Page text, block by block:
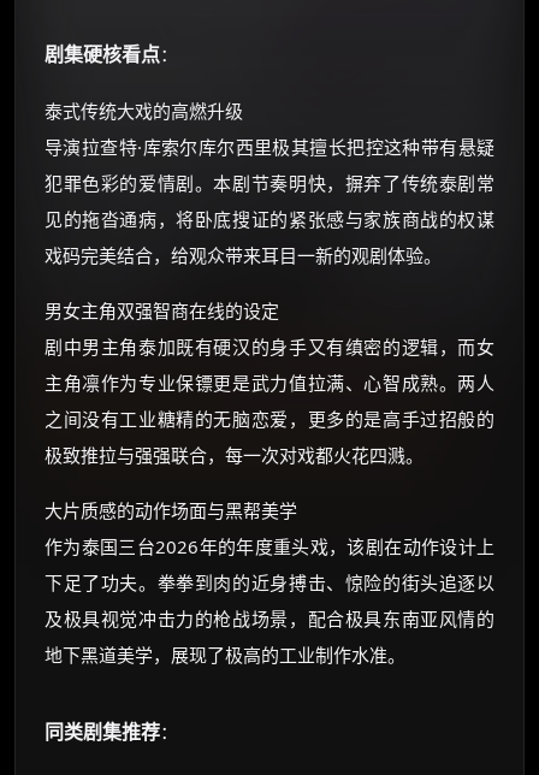
剧集硬核看点：
泰式传统大戏的高燃升级
导演拉查特·库索尔库尔西里极其擅长把控这种带有悬疑
犯罪色彩的爱情剧。本剧节奏明快，摒弃了传统泰剧常
见的拖沓通病，将卧底搜证的紧张感与家族商战的权谋
戏码完美结合，给观众带来耳目一新的观剧体验。
男女主角双强智商在线的设定
剧中男主角泰加既有硬汉的身手又有缜密的逻辑，而女
主角凛作为专业保镖更是武力值拉满、心智成熟。两人
之间没有工业糖精的无脑恋爱，更多的是高手过招般的
极致推拉与强强联合，每一次对戏都火花四溅。
大片质感的动作场面与黑帮美学
作为泰国三台2026年的年度重头戏，该剧在动作设计上
下足了功夫。拳拳到肉的近身搏击、惊险的街头追逐以
及极具视觉冲击力的枪战场景，配合极具东南亚风情的
地下黑道美学，展现了极高的工业制作水准。
同类剧集推荐：